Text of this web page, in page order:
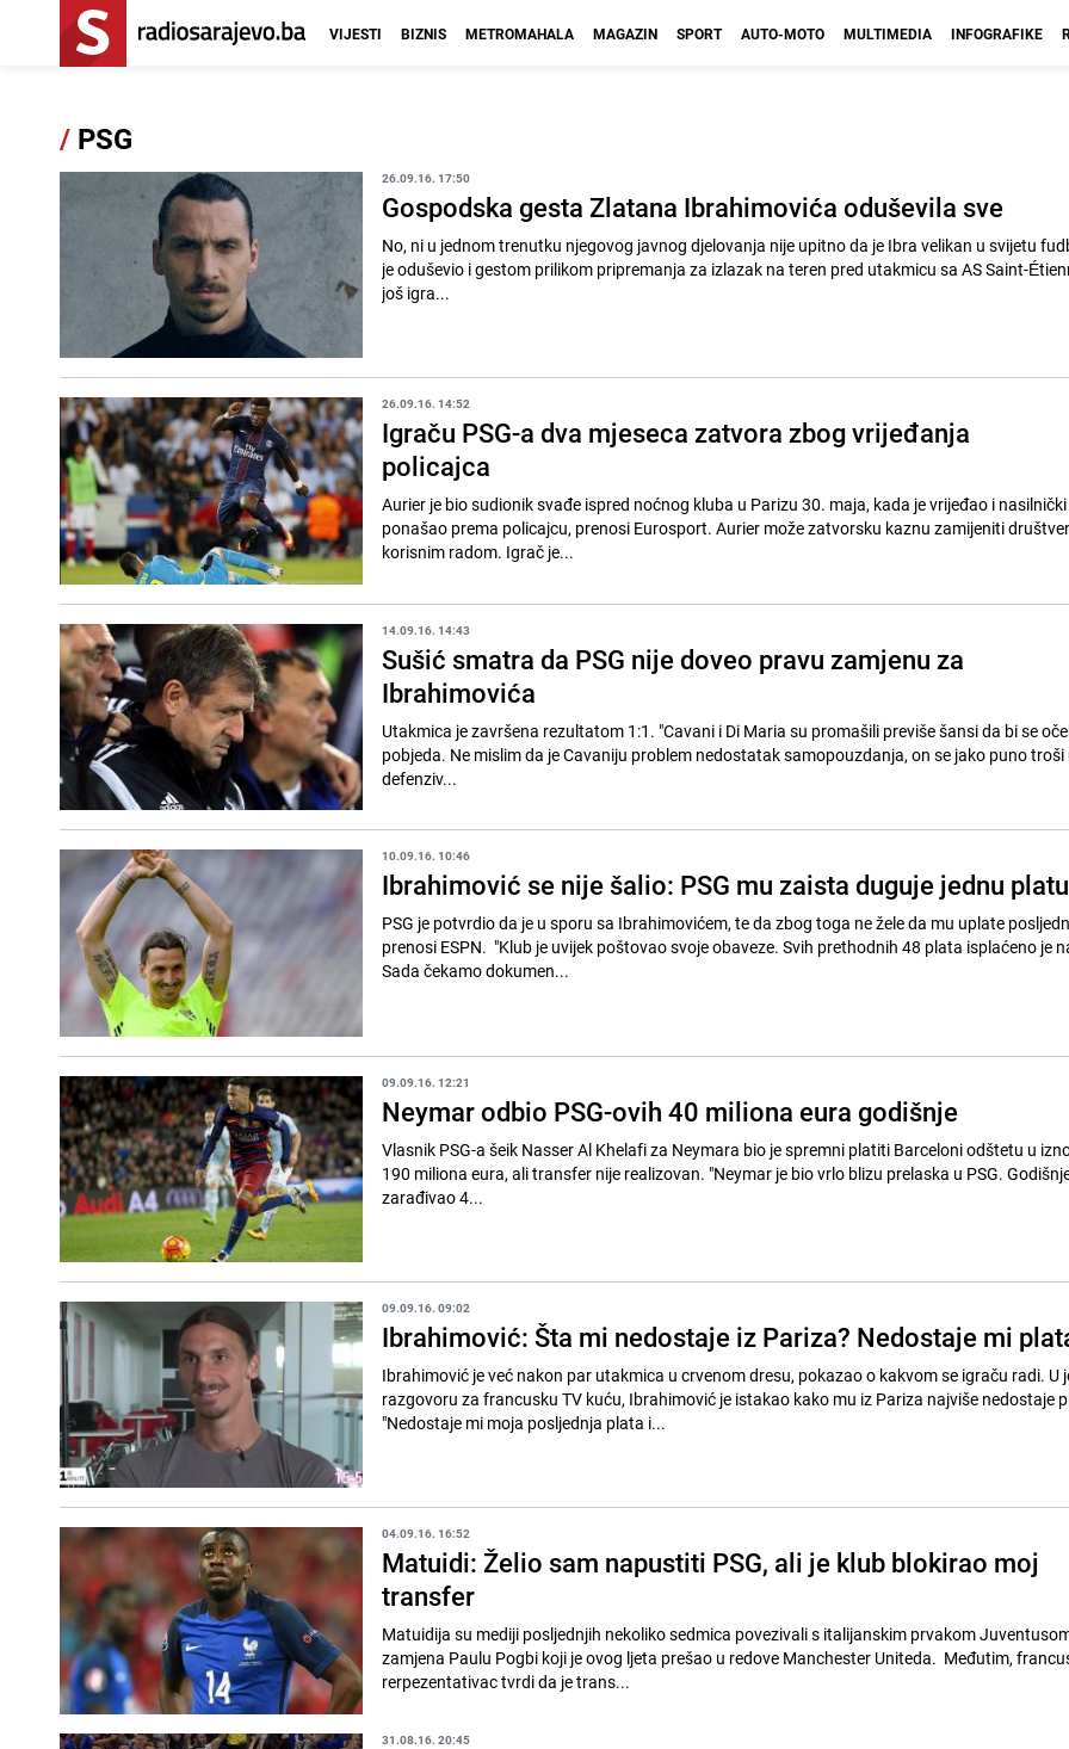
VIJESTI BIZNIS METROMAHALA MAGAZIN SPORT AUTO-MOTO MULTIMEDIA INFOGRAFIKE
/ PSG
26.09.16. 17:50
Gospodska gesta Zlatana Ibrahimovića oduševila sve
No, ni u jednom trenutku njegovog javnog djelovanja nije upitno da je Ibra velikan u svijetu
je oduševio i gestom prilikom pripremanja za izlazak na teren pred utakmicu sa AS Saint-
još igra...
26.09.16. 14:52
Igraču PSG-a dva mjeseca zatvora zbog vrijeđanja
policajca
Aurier je bio sudionik svađe ispred noćnog kluba u Parizu 30. maja, kada je vrijeđao i nasilnički
ponašao prema policajcu, prenosi Eurosport. Aurier može zatvorsku kaznu zamijeniti
korisnim radom. Igrač je...
14.09.16. 14:43
Sušić smatra da PSG nije doveo pravu zamjenu za
Ibrahimovića
Utakmica je završena rezultatom 1:1. "Cavani i Di Maria su promašili previše šansi da bi se očekivala
pobjeda. Ne mislim da je Cavaniju problem nedostatak samopouzdanja, on se jako puno troši
defenziv...
10.09.16. 10:46
Ibrahimović se nije šalio: PSG mu zaista duguje jednu platu
PSG je potvrdio da je u sporu sa Ibrahimovićem, te da zbog toga ne žele da mu uplate
prenosi ESPN. "Klub je uvijek poštovao svoje obaveze. Svih prethodnih 48 plata isplaćeno je
Sada čekamo dokumen...
09.09.16. 12:21
Neymar odbio PSG-ovih 40 miliona eura godišnje
Vlasnik PSG-a šeik Nasser Al Khelafi za Neymara bio je spremni platiti Barceloni odštetu u
190 miliona eura, ali transfer nije realizovan. "Neymar je bio vrlo blizu prelaska u PSG.
zarađivao 4...
09.09.16. 09:02
Ibrahimović: Šta mi nedostaje iz Pariza? Nedostaje mi
Ibrahimović je već nakon par utakmica u crvenom dresu, pokazao o kakvom se igraču radi. U
razgovoru za francusku TV kuću, Ibrahimović je istakao kako mu iz Pariza najviše nedostaje
"Nedostaje mi moja posljednja plata i...
04.09.16. 16:52
Matuidi: Želio sam napustiti PSG, ali je klub blokirao moj
transfer
Matuidija su mediji posljednjih nekoliko sedmica povezivali s italijanskim prvakom
zamjena Paulu Pogbi koji je ovog ljeta prešao u redove Manchester Uniteda. Međutim,
rerpezentativac tvrdi da je trans...
31.08.16. 20:45